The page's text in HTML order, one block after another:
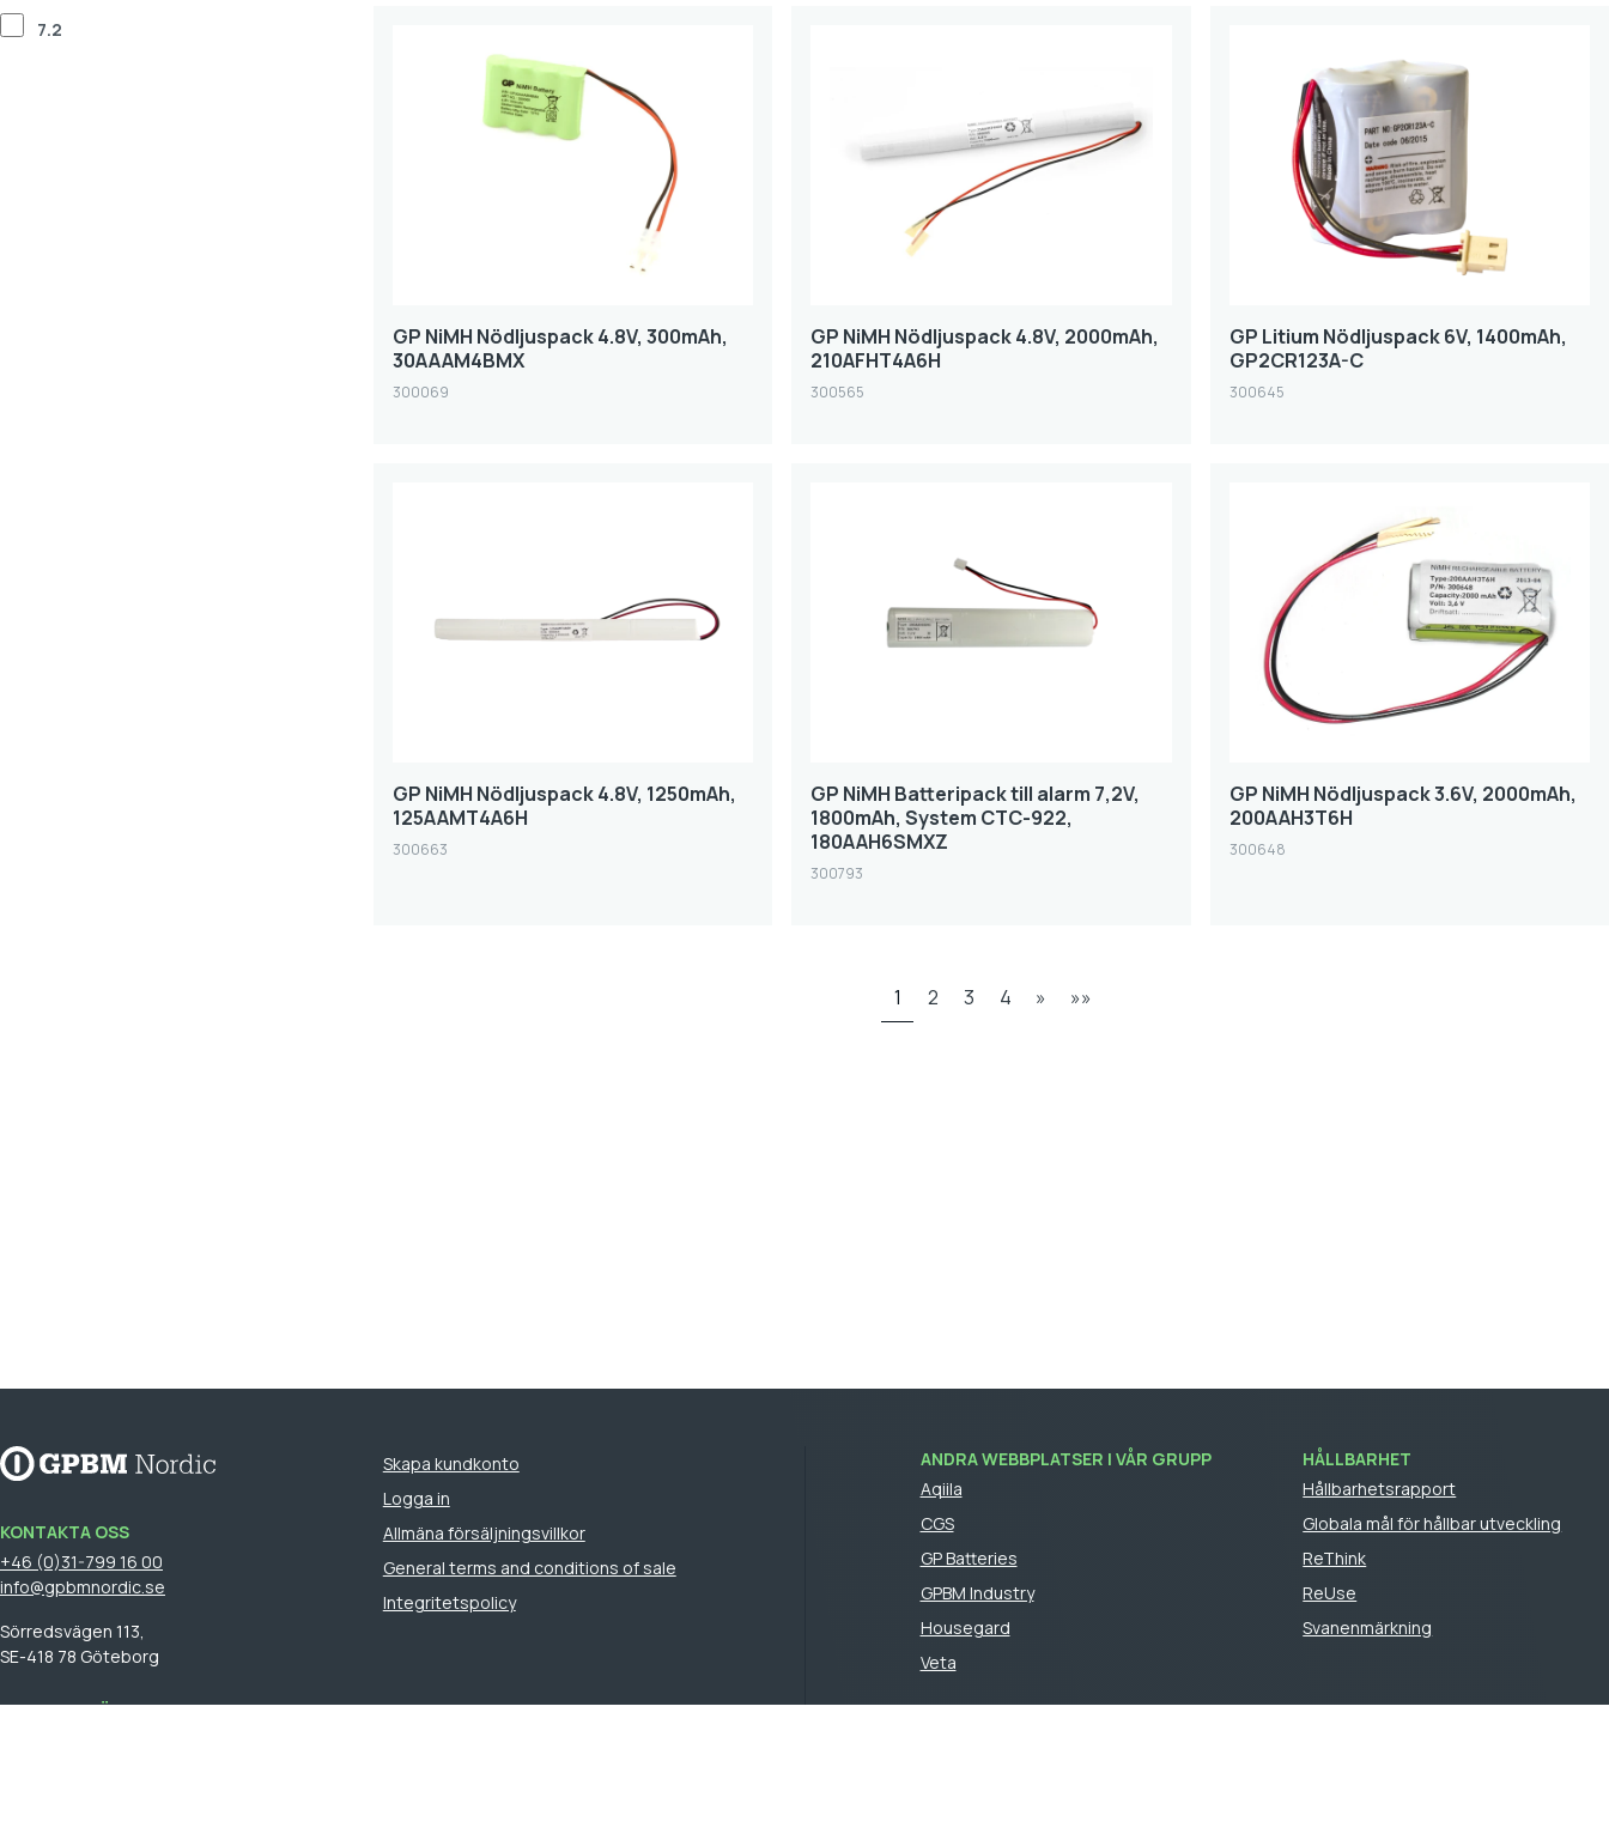
7.2
GP NiMH Nödljuspack 4.8V, 300mAh,
30AAAM4BMX
300069
GP NiMH Nödljuspack 4.8V, 2000mAh,
210AFHT4A6H
300565
GP Litium Nödljuspack 6V, 1400mAh,
GP2CR123A-C
300645
GP NiMH Nödljuspack 4.8V, 1250mAh,
125AAMT4A6H
300663
GP NiMH Batteripack till alarm 7,2V,
1800mAh, System CTC-922,
180AAH6SMXZ
300793
GP NiMH Nödljuspack 3.6V, 2000mAh,
200AAH3T6H
300648
1 2 3 4 » »»
KONTAKTA OSS
+46 (0)31-799 16 00
info@gpbmnordic.se
Sörredsvägen 113,
SE-418 78 Göteborg
HITTA DIN SÄLJARE
Skapa kundkonto
Logga in
Allmäna försäljningsvillkor
General terms and conditions of sale
Integritetspolicy
ANDRA WEBBPLATSER I VÅR GRUPP
Aqiila
CGS
GP Batteries
GPBM Industry
Housegard
Veta
HÅLLBARHET
Hållbarhetsrapport
Globala mål för hållbar utveckling
ReThink
ReUse
Svanenmärkning